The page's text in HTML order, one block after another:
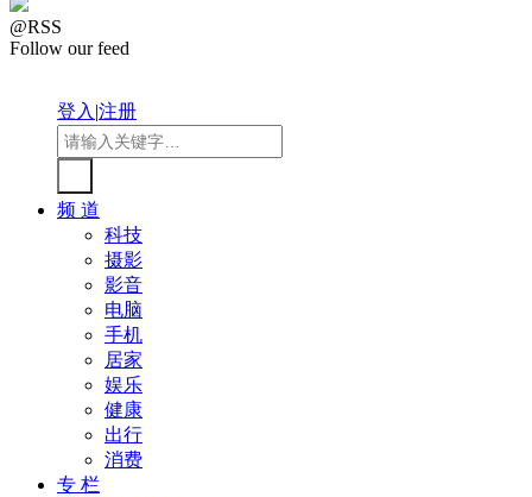
@RSS
Follow our feed
登入|注册
频 道
科技
摄影
影音
电脑
手机
居家
娱乐
健康
出行
消费
专 栏